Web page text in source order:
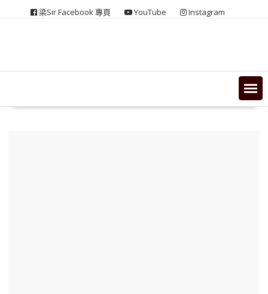
梁Sir Facebook 專頁 YouTube Instagram